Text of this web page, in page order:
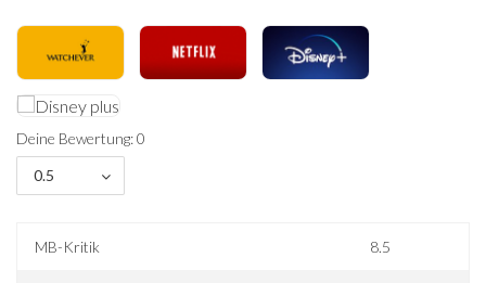
Deine Bewertung: 0
0.5
MB-Kritik 8.5